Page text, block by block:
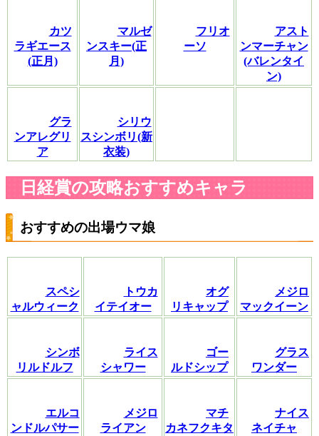
カツ
ラギエース
(正月)
マルゼ
ンスキー(正
月)
フリオ
ーソ
アスト
ンマーチャン
(バレンタイ
ン)
グラ
ンアレグリ
ア
シリウ
スシンボリ(新
衣装)
日経賞の攻略おすすめキャラ
おすすめの出場ウマ娘
スペシ
ャルウィーク
トウカ
イテイオー
オグ
リキャップ
メジロ
マックイーン
シンボ
リルドルフ
ライス
シャワー
ゴー
ルドシップ
グラス
ワンダー
エルコ
ンドルパサー
メジロ
ライアン
マチ
カネフクキタ
ナイス
ネイチャ